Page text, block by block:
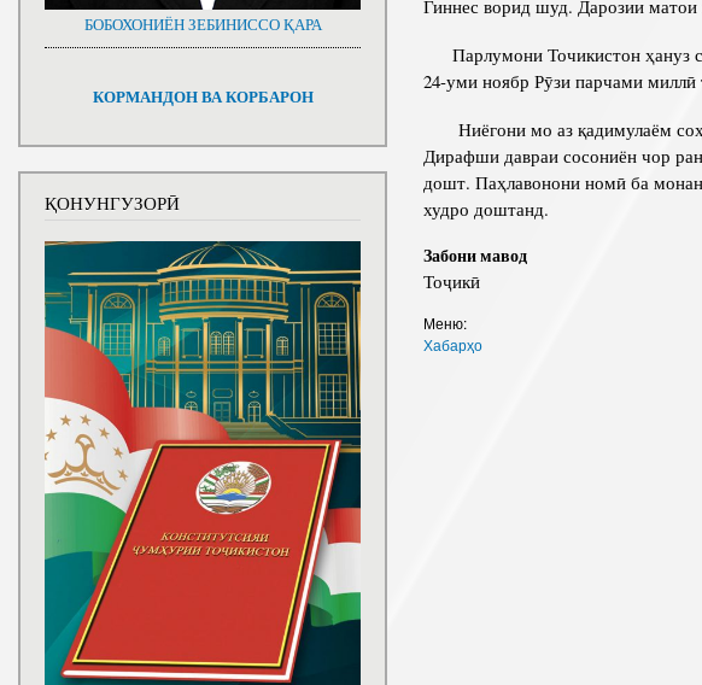
Гиннес ворид шуд. Дарозии матои
Парлумони Точикистон ҳануз
24-уми ноябр Рӯзи парчами миллӣ
Ниёгони мо аз қадимулаём
Дирафши давраи сосониён чор
дошт. Паҳлавонони номӣ ба
худро доштанд.
Забони мавод
Тоҷикӣ
Меню:
Хабарҳо
БОБОХОНИЁН ЗЕБИНИССО ҚАРА
КОРМАНДОН ВА КОРБАРОН
ҚОНУНГУЗОРӢ